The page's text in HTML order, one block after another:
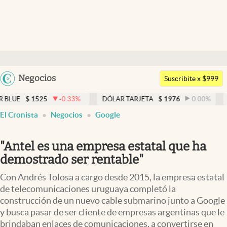
Argentina
Uruguay
Negocios
Members
Economía y Política
Finanzas y Mercados
Negocios
Columnistas
Otras secciones
Apertura
Suscribite x $999
1525 -0.33% DÓLAR TARJETA $ 1976 0.00% DÓLAR
El Cronista Negocios Google
"Antel es una empresa estatal que ha
demostrado ser rentable"
Con Andrés Tolosa a cargo desde 2015, la empresa estatal
de telecomunicaciones uruguaya completó la
construcción de un nuevo cable submarino junto a Google
y busca pasar de ser cliente de empresas argentinas que le
brindaban enlaces de comunicaciones, a convertirse en